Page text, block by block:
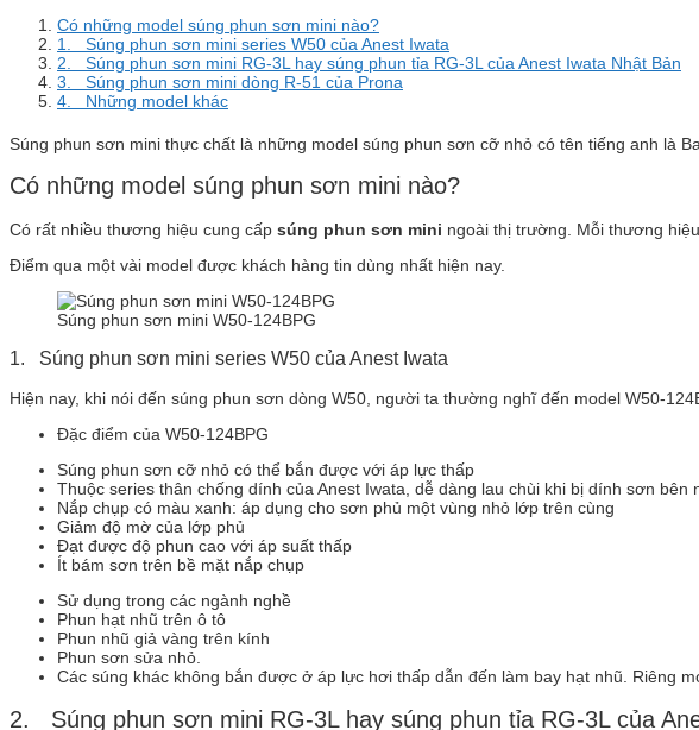
Có những model súng phun sơn mini nào?
1. Súng phun sơn mini series W50 của Anest Iwata
2. Súng phun sơn mini RG-3L hay súng phun tỉa RG-3L của Anest Iwata Nhật Bản
3. Súng phun sơn mini dòng R-51 của Prona
4. Những model khác
Súng phun sơn mini thực chất là những model súng phun sơn cỡ nhỏ có tên tiếng anh là
Có những model súng phun sơn mini nào?
Có rất nhiều thương hiệu cung cấp súng phun sơn mini ngoài thị trường. Mỗi thương
Điểm qua một vài model được khách hàng tin dùng nhất hiện nay.
Súng phun sơn mini W50-124BPG
1. Súng phun sơn mini series W50 của Anest Iwata
Hiện nay, khi nói đến súng phun sơn dòng W50, người ta thường nghĩ đến model W50-
Đặc điểm của W50-124BPG
Súng phun sơn cỡ nhỏ có thể bắn được với áp lực thấp
Thuộc series thân chống dính của Anest Iwata, dễ dàng lau chùi khi bị dính sơn bên
Nắp chụp có màu xanh: áp dụng cho sơn phủ một vùng nhỏ lớp trên cùng
Giảm độ mờ của lớp phủ
Đạt được độ phun cao với áp suất thấp
Ít bám sơn trên bề mặt nắp chụp
Sử dụng trong các ngành nghề
Phun hạt nhũ trên ô tô
Phun nhũ giả vàng trên kính
Phun sơn sửa nhỏ.
Các súng khác không bắn được ở áp lực hơi thấp dẫn đến làm bay hạt nhũ. Riêng
2. Súng phun sơn mini RG-3L hay súng phun tỉa RG-3L của